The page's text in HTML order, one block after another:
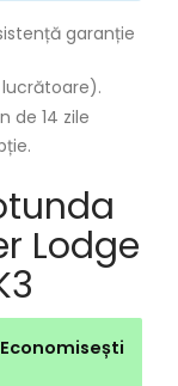
garanție
de 14 zile
Lodge